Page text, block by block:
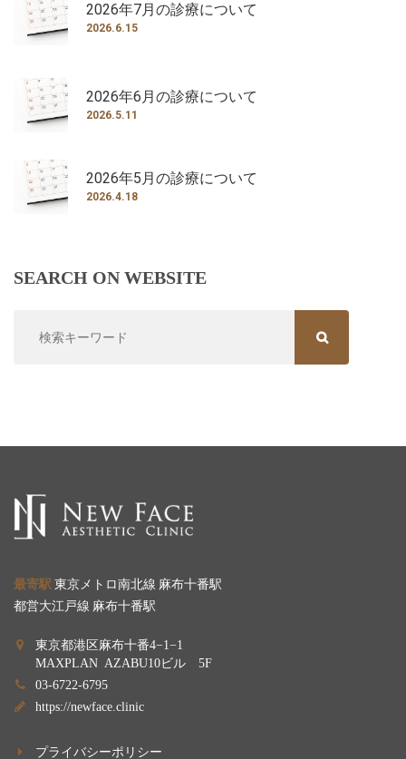
2026年7月の診療について
2026.6.15
2026年6月の診療について
2026.5.11
2026年5月の診療について
2026.4.18
SEARCH ON WEBSITE
SEARCH
最寄駅 東京メトロ南北線 麻布十番駅
都営大江戸線 麻布十番駅
東京都港区麻布十番4−1−1
MAXPLAN AZABU10ビル 5F
03-6722-6795
https://newface.clinic
プライバシーポリシー